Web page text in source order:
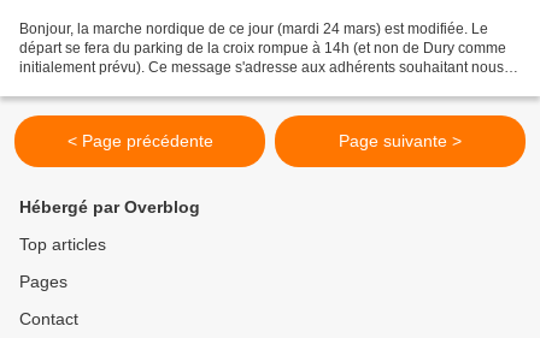
Bonjour, la marche nordique de ce jour (mardi 24 mars) est modifiée. Le
départ se fera du parking de la croix rompue à 14h (et non de Dury comme
initialement prévu). Ce message s'adresse aux adhérents souhaitant nous
< Page précédente Page suivante >
Hébergé par Overblog
Top articles
Pages
Contact